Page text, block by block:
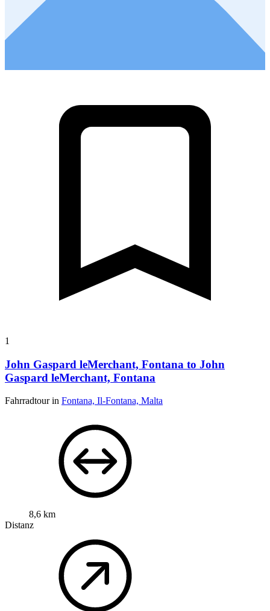
1
John Gaspard leMerchant, Fontana to John
Gaspard leMerchant, Fontana
Fahrradtour in Fontana, Il-Fontana, Malta
8,6 km
Distanz